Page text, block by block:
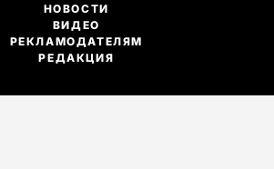
НОВОСТИ
ВИДЕО
РЕКЛАМОДАТЕЛЯМ
РЕДАКЦИЯ